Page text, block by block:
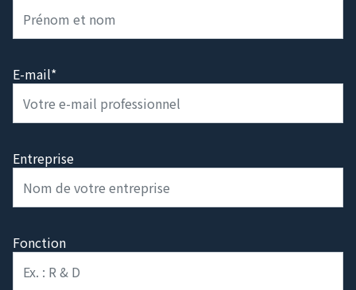
E-mail*
Entreprise
Fonction